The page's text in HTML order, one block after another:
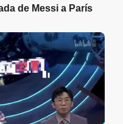
de Messi a París